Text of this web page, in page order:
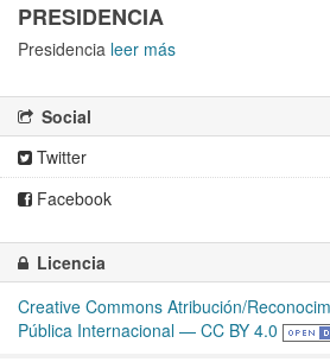
PRESIDENCIA
Presidencia leer más
Social
Twitter
Facebook
Licencia
Creative Commons Atribución/
Pública Internacional — CC BY 4.0